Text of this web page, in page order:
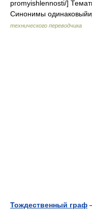
promyishlennosti/]
Синонимы
технического переводчика
Тождественный граф